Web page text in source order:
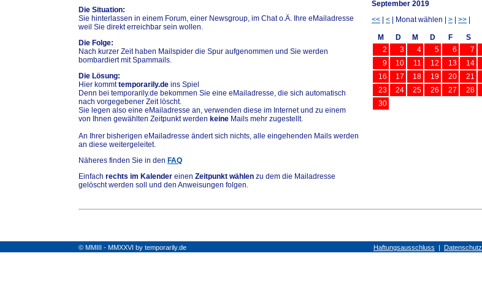
Die Situation:
Sie hinterlassen in einem Forum, einer Newsgroup, im Chat o.Ä. Ihre eMailadresse
weil Sie direkt erreichbar sein wollen.
Die Folge:
Nach kurzer Zeit haben Mailspider die Spur aufgenommen und Sie werden
bombardiert mit Spammails.
Die Lösung:
Hier kommttemporarily.de ins Spiel
Denn bei temporarily.de bekommen Sie eine eMailadresse, die sich automatisch
nach vorgegebener Zeit löscht.
Sie legen also eine eMailadresse an, verwenden diese im Internet und zu einem
von Ihnen gewählten Zeitpunkt werden keine Mails mehr zugestellt.
An Ihrer bisherigen eMailadresse ändert sich nichts, alle eingehenden Mails werden
an diese weitergeleitet.
Näheres finden Sie in den FAQ
Einfach rechts im Kalender einen Zeitpunkt wählen zu dem die Mailadresse
gelöscht werden soll und den Anweisungen folgen.
September 2019
<<
< | Monat wählen | > >>
M D M D F S
2
3 4 5 6 7
9
10 11 12 13 14
16
17 18 19 20 21
23
24 25 26 27 28
30
© MMIII - MMXXVI by temporarily.de Haftungsausschluss | Datenschutz